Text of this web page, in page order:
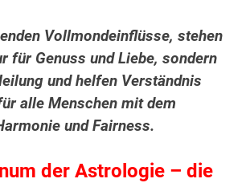
Vollmondeinflüsse, stehen
für Genuss und Liebe, sondern
und helfen Verständnis
alle Menschen mit dem
und Fairness.
der Astrologie – die